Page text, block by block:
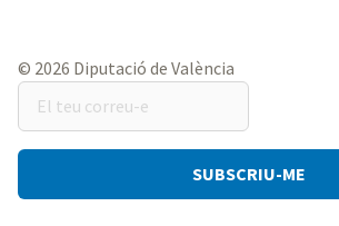
© 2026 Diputació de València
El
teu
correu-